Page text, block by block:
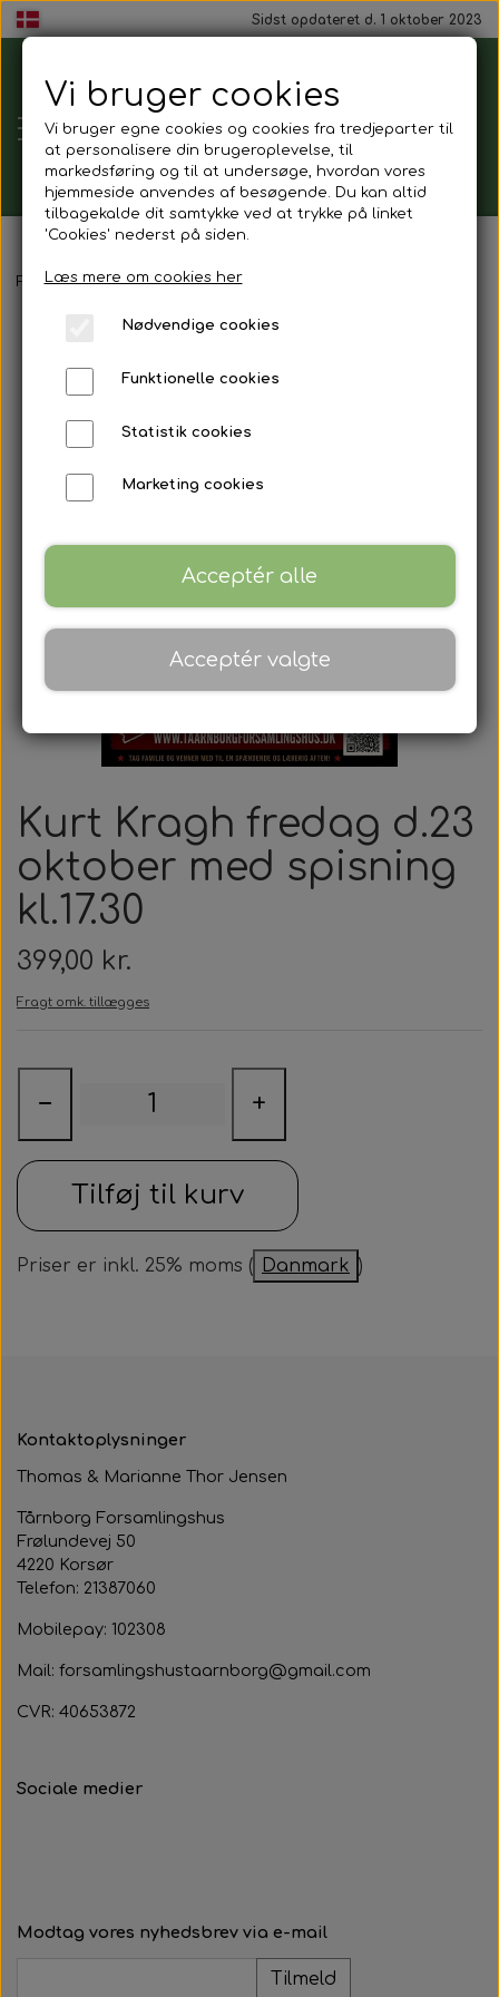
Sidst opdateret d. 1 oktober 2023
Tårnborg
Forsamlingshus
Gavekort
Mad ud af huset
Mindestund
Frokostpakker
Kaffe & kagepakker
Aftenpakker
Mandags banko
Tårnborg Forsamlingshus
Tårnborg Forsamlingshus bestyrelse
Husets venner
Huset vedtægter
Generalforsamling
Julebazar
Julehygge
Juletræsfest
Samarbejdspartner
Fotograf
Forside Kurt Kragh fredag d.23 oktober med spisning kl.17.30
Kurt Kragh fredag d.23
oktober med spisning
kl.17.30
399,00 kr.
Fragt omk. tillægges
− +
Tilføj til kurv
Priser er inkl. 25% moms ( Danmark )
Kontaktoplysninger
Thomas & Marianne Thor Jensen
Tårnborg Forsamlingshus
Frølundevej 50
4220 Korsør
Telefon: 21387060
Mobilepay: 102308
Mail: forsamlingshustaarnborg@gmail.com
CVR: 40653872
Sociale medier
Modtag vores nyhedsbrev via e-mail
Tilmeld
Vi bruger cookies
Vi bruger egne cookies og cookies fra tredjeparter til
at personalisere din brugeroplevelse, til
markedsføring og til at undersøge, hvordan vores
hjemmeside anvendes af besøgende. Du kan altid
tilbagekalde dit samtykke ved at trykke på linket
'Cookies' nederst på siden.
Læs mere om cookies her
Nødvendige cookies
Funktionelle cookies
Statistik cookies
Marketing cookies
Acceptér alle
Acceptér valgte